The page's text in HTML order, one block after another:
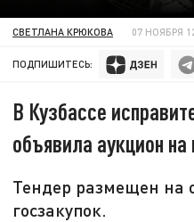
СВЕТЛАНА КРЮКОВА 07 НОЯБРЯ
ПОДПИШИТЕСЬ:
В Кузбассе
объявила аукцион
Тендер размещен на
госзакупок.